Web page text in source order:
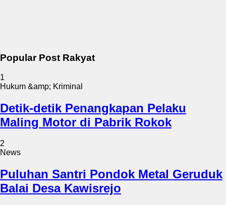
Popular Post Rakyat
1
Hukum &amp; Kriminal
Detik-detik Penangkapan Pelaku
Maling Motor di Pabrik Rokok
2
News
Puluhan Santri Pondok Metal Geruduk
Balai Desa Kawisrejo